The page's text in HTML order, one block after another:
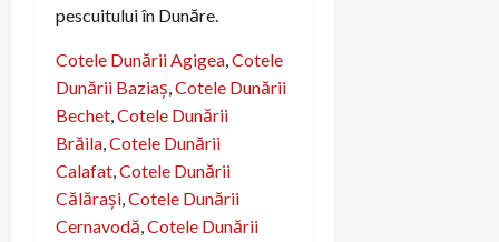
pescuitului în Dunăre.
Cotele Dunării Agigea,Cotele
Dunării Baziaş,Cotele Dunării
Bechet,Cotele Dunării
Brăila,Cotele Dunării
Calafat,Cotele Dunării
Călăraşi,Cotele Dunării
Cernavodă,Cotele Dunării